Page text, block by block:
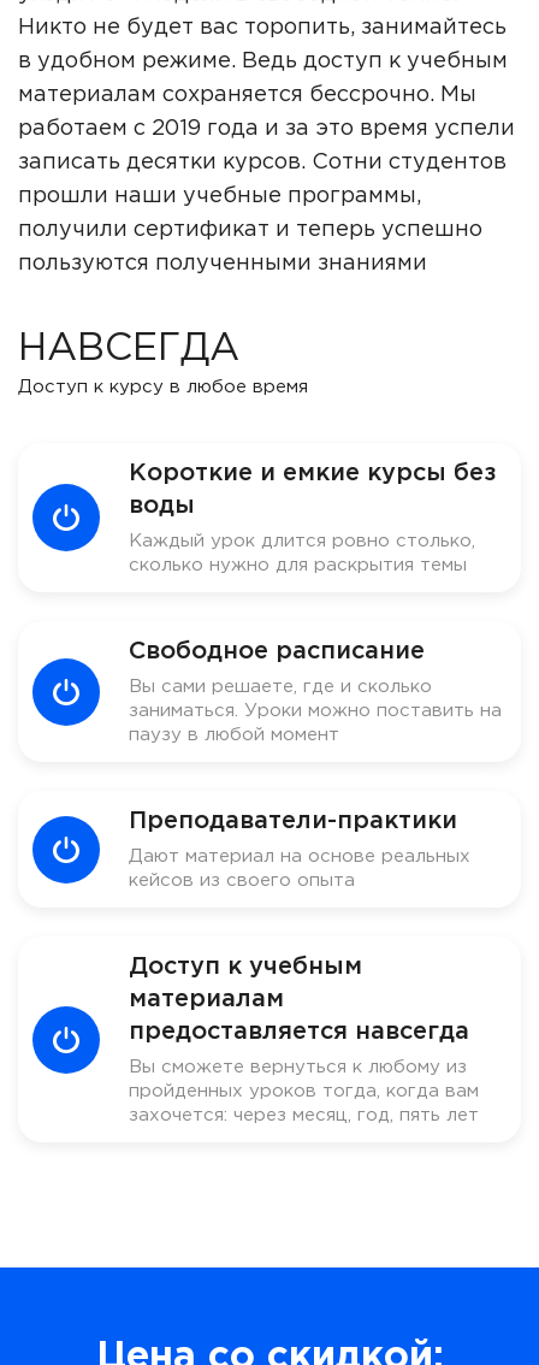
Никто не будет вас торопить, занимайтесь
в удобном режиме. Ведь доступ к учебным
материалам сохраняется бессрочно. Мы
работаем с 2019 года и за это время успели
записать десятки курсов. Сотни студентов
прошли наши учебные программы,
получили сертификат и теперь успешно
пользуются полученными знаниями
НАВСЕГДА
Доступ к курсу в любое время
Короткие и емкие курсы без
воды
Каждый урок длится ровно столько,
сколько нужно для раскрытия темы
Свободное расписание
Вы сами решаете, где и сколько
заниматься. Уроки можно поставить на
паузу в любой момент
Преподаватели-практики
Дают материал на основе реальных
кейсов из своего опыта
Доступ к учебным
материалам
предоставляется навсегда
Вы сможете вернуться к любому из
пройденных уроков тогда, когда вам
захочется: через месяц, год, пять лет
Цена со скидкой: